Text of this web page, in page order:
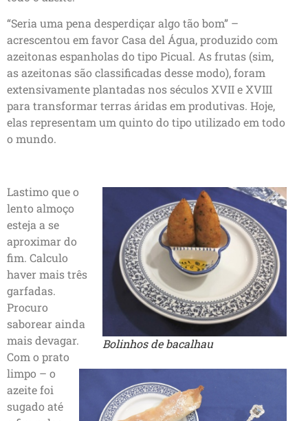
“Seria uma pena desperdiçar algo tão bom” –
acrescentou em favor Casa del Água, produzido com
azeitonas espanholas do tipo Picual. As frutas (sim,
as azeitonas são classificadas desse modo), foram
extensivamente plantadas nos séculos XVII e XVIII
para transformar terras áridas em produtivas. Hoje,
elas representam um quinto do tipo utilizado em todo
o mundo.
Bolinhos de bacalhau
Lastimo que o
lento almoço
esteja a se
aproximar do
fim. Calculo
haver mais três
garfadas.
Procuro
saborear ainda
mais devagar.
Com o prato
limpo – o
azeite foi
sugado até